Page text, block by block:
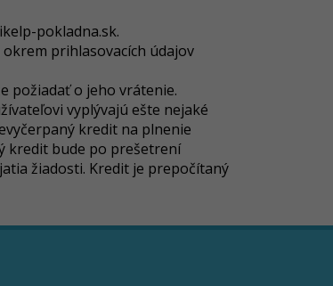
pokladna.sk.
okrem prihlasovacích údajov
požiadať o jeho vrátenie.
vyplývajú ešte nejaké
kredit na plnenie
kredit bude po prešetrení
žiadosti. Kredit je prepočítaný